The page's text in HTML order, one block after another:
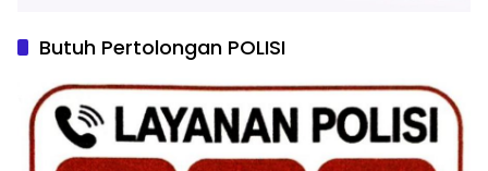
Butuh Pertolongan POLISI